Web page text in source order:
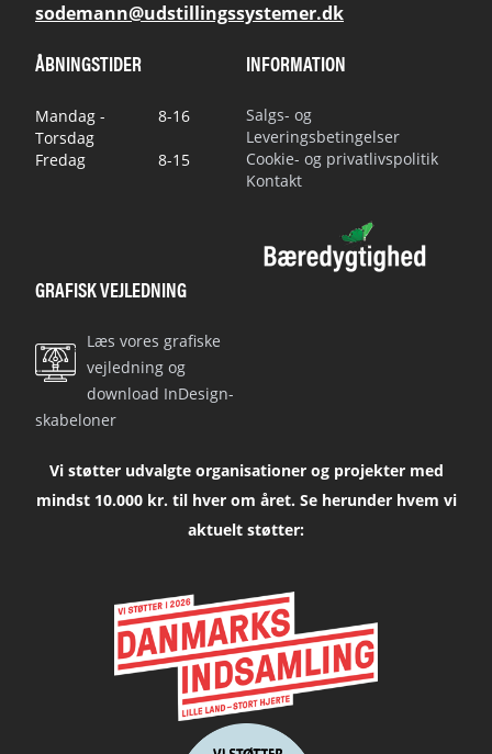
sodemann@udstillingssystemer.dk
ÅBNINGSTIDER
Mandag -
Torsdag
8-16
Fredag 8-15
INFORMATION
Salgs- og
Leveringsbetingelser
Cookie- og privatlivspolitik
Kontakt
GRAFISK VEJLEDNING
Læs vores grafiske
vejledning og
download InDesign-
skabeloner
Vi støtter udvalgte organisationer og projekter med
mindst 10.000 kr. til hver om året. Se herunder hvem vi
aktuelt støtter: